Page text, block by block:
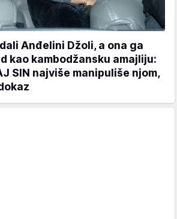
Anđelini Džoli, a ona ga
kao kambodžansku amajliju:
SIN najviše manipuliše njom,